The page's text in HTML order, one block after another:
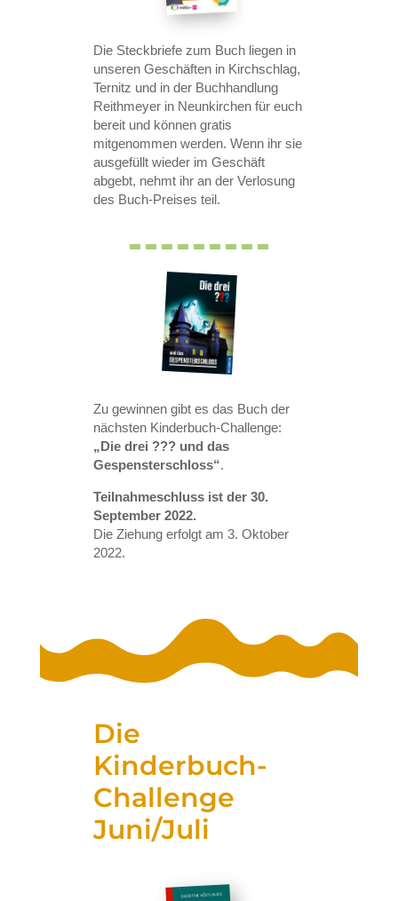
Die Steckbriefe zum Buch liegen in
unseren Geschäften in Kirchschlag,
Ternitz und in der Buchhandlung
Reithmeyer in Neunkirchen für euch
bereit und können gratis
mitgenommen werden. Wenn ihr sie
ausgefüllt wieder im Geschäft
abgebt, nehmt ihr an der Verlosung
des Buch-Preises teil.
Zu gewinnen gibt es das Buch der
nächsten Kinderbuch-Challenge:
„Die drei ??? und das
Gespensterschloss“.
Teilnahmeschluss ist der 30.
September 2022.
Die Ziehung erfolgt am 3. Oktober
2022.
Die
Kinderbuch-
Challenge
Juni/Juli